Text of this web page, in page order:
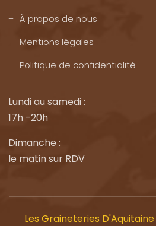
À propos de nous
Mentions légales
Politique de confidentialité
Lundi au samedi :
17h -20h
Dimanche :
le matin sur RDV
Les Graineteries D'Aquitaine